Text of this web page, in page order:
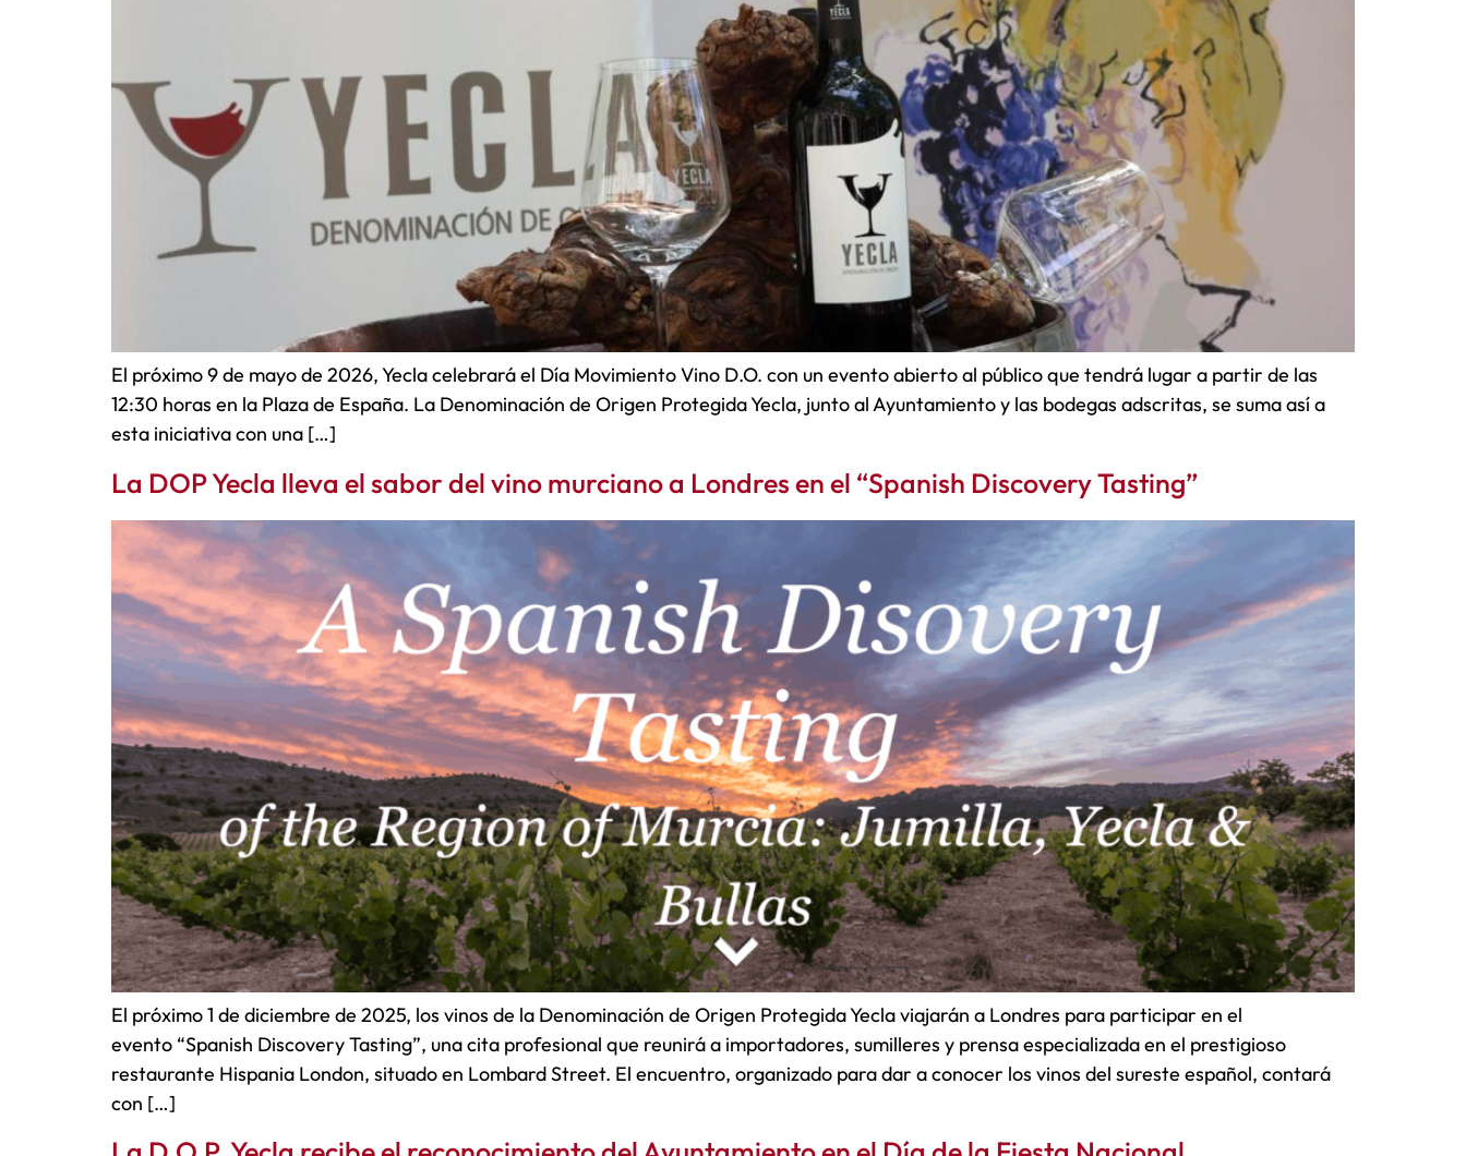
El próximo 9 de mayo de 2026, Yecla celebrará el Día Movimiento Vino D.O. con un evento abierto al público que tendrá lugar a partir de las
12:30 horas en la Plaza de España. La Denominación de Origen Protegida Yecla, junto al Ayuntamiento y las bodegas adscritas, se suma así a
esta iniciativa con una […]
La DOP Yecla lleva el sabor del vino murciano a Londres en el “Spanish Discovery Tasting”
El próximo 1 de diciembre de 2025, los vinos de la Denominación de Origen Protegida Yecla viajarán a Londres para participar en el
evento “Spanish Discovery Tasting”, una cita profesional que reunirá a importadores, sumilleres y prensa especializada en el prestigioso
restaurante Hispania London, situado en Lombard Street. El encuentro, organizado para dar a conocer los vinos del sureste español, contará
con […]